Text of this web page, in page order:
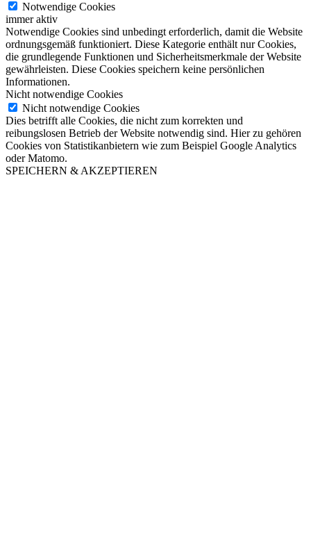
Notwendige Cookies
immer aktiv
Notwendige Cookies sind unbedingt erforderlich, damit die Website
ordnungsgemäß funktioniert. Diese Kategorie enthält nur Cookies,
die grundlegende Funktionen und Sicherheitsmerkmale der Website
gewährleisten. Diese Cookies speichern keine persönlichen
Informationen.
Nicht notwendige Cookies
Nicht notwendige Cookies
Dies betrifft alle Cookies, die nicht zum korrekten und
reibungslosen Betrieb der Website notwendig sind. Hier zu gehören
Cookies von Statistikanbietern wie zum Beispiel Google Analytics
oder Matomo.
SPEICHERN & AKZEPTIEREN